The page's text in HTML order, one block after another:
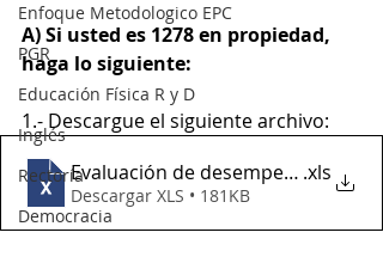
Enfoque Metodologico EPC
PGR
Educación Física R y D
Inglés
Rectoría
Democracia
A) Si usted es 1278 en propiedad,
haga lo siguiente:
1.- Descargue el siguiente archivo:
Evaluación de desempeño laboral
.xls
Descargar XLS • 181KB